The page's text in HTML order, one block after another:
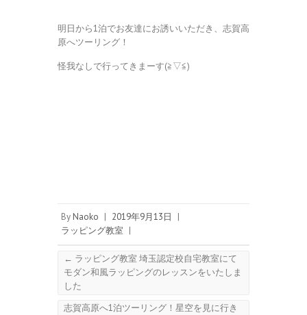
明日から1泊でお友達にお誘いいただき、志賀高
原へツーリング！
怪我なしで行ってきまーす(≧▽≦)
By Naoko | 2019年9月13日
|
ラッピング教室 |
← ラッピング教室 埼玉認定校自宅教室にて
モダン和風ラッピングのレッスンをいたしま
した
志賀高原へ1泊ツーリング！星空を見に行き